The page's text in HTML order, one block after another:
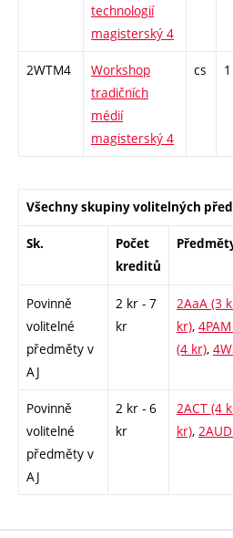
technologií
magisterský 4
2WTM4
Workshop
tradičních
médií
magisterský 4
cs 1
Všechny skupiny volitelných
Sk.
Počet
kreditů
Povinně
volitelné
předměty v
AJ
2 kr - 7
kr
2AaA (3
kr),
(4 kr),
Povinně
volitelné
předměty v
AJ
2 kr - 6
kr
2ACT (4
kr),